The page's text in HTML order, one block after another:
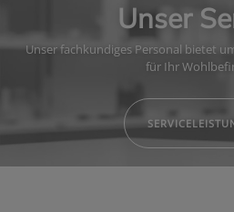
Unser
Unser fachkundiges Personal bietet
für Ihr